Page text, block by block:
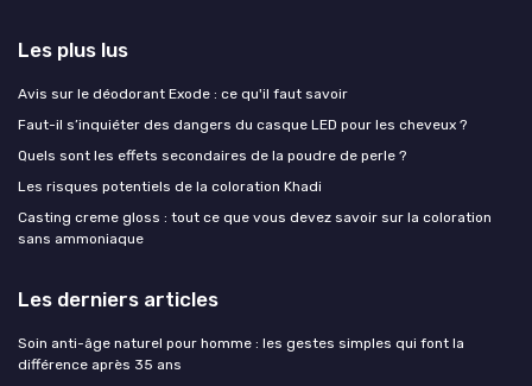
Les plus lus
Avis sur le déodorant Exode : ce qu'il faut savoir
Faut-il s’inquiéter des dangers du casque LED pour les cheveux ?
Quels sont les effets secondaires de la poudre de perle ?
Les risques potentiels de la coloration Khadi
Casting creme gloss : tout ce que vous devez savoir sur la coloration
sans ammoniaque
Les derniers articles
Soin anti-âge naturel pour homme : les gestes simples qui font la
différence après 35 ans